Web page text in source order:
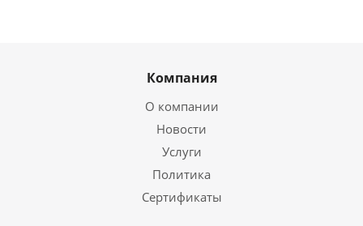
Компания
О компании
Новости
Услуги
Политика
Сертификаты